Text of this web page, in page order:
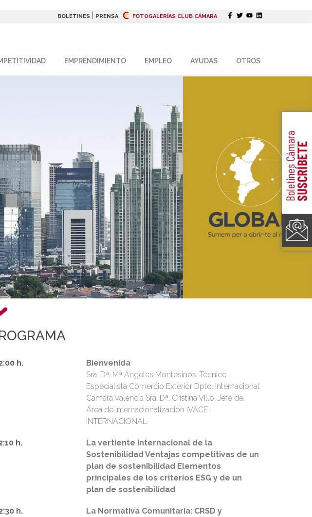
BOLETINES PRENSA FOTOGALERÍAS CLUB CÁMARA
EMPRENDIMIENTO EMPLEO AYUDAS OTROS
h.
Bienvenida
Sra. Dª. Mª Ángeles Montesinos, Técnico
Especialista Comercio Exterior Dpto. Internacional
Cámara Valencia Sra. Dª. Cristina Villó, Jefe de
Área de internacionalización IVACE
INTERNACIONAL.
h.
La vertiente Internacional de la
Sostenibilidad Ventajas competitivas de un
plan de sostenibilidad Elementos
principales de los criterios ESG y de un
plan de sostenibilidad
h.
La Normativa Comunitaria: CRSD y